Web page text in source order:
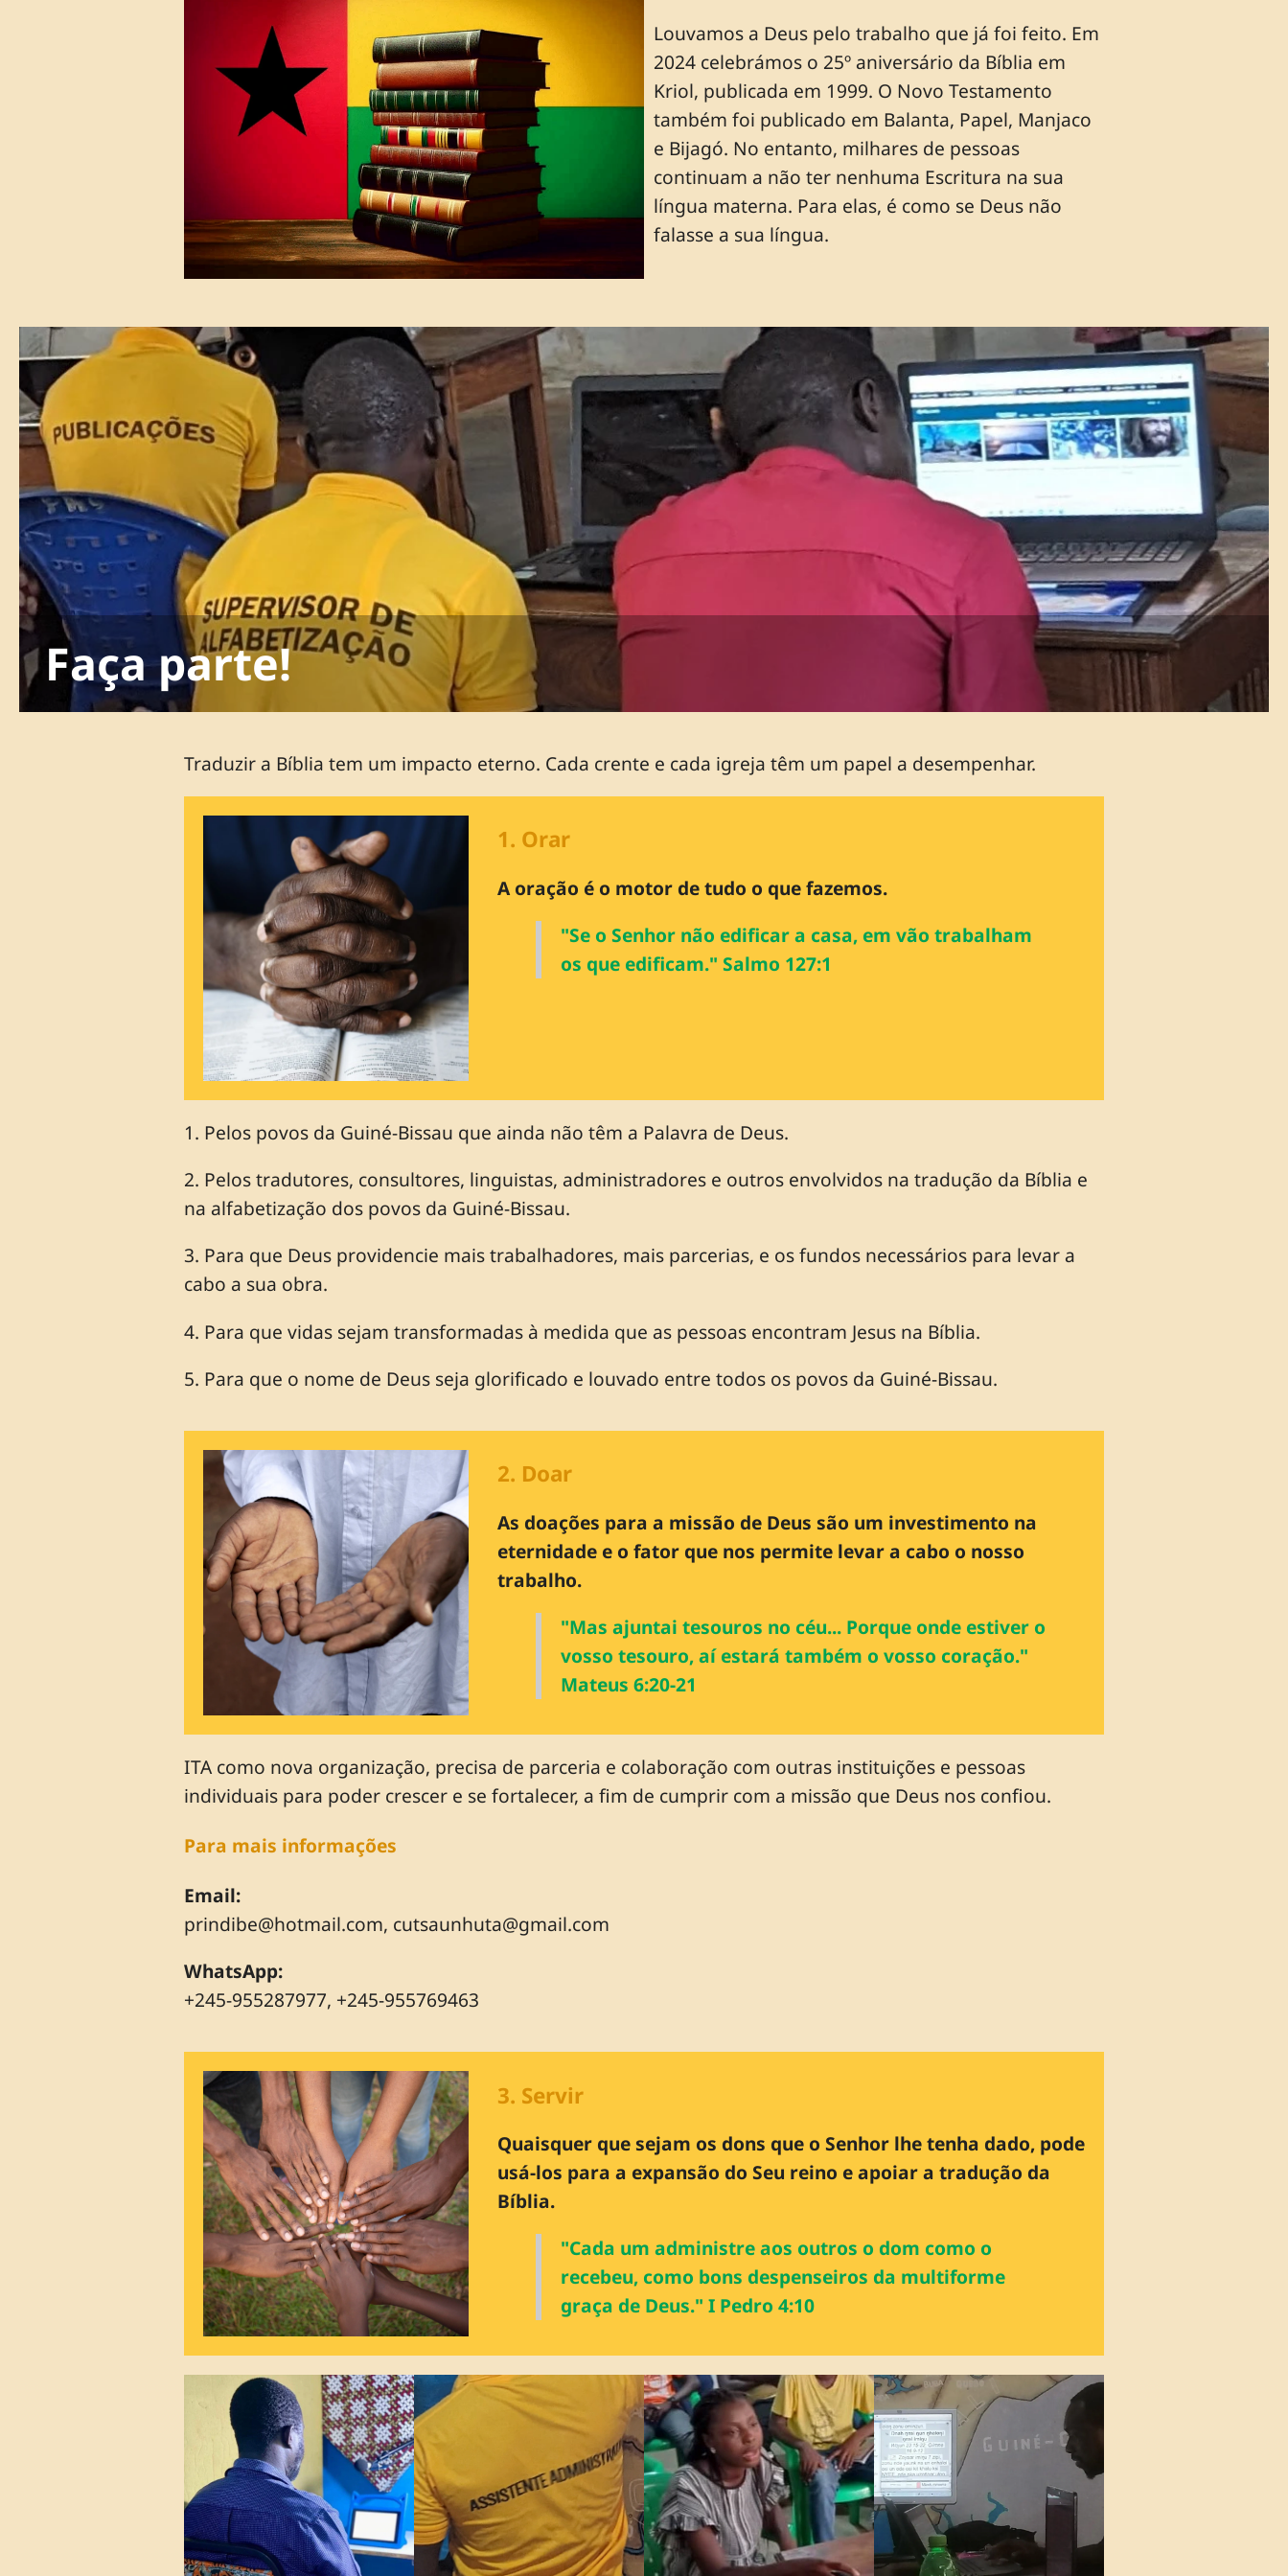
Louvamos a Deus pelo trabalho que já foi feito. Em
2024 celebrámos o 25º aniversário da Bíblia em
Kriol, publicada em 1999. O Novo Testamento
também foi publicado em Balanta, Papel, Manjaco
e Bijagó. No entanto, milhares de pessoas
continuam a não ter nenhuma Escritura na sua
língua materna. Para elas, é como se Deus não
falasse a sua língua.
Faça parte!
Traduzir a Bíblia tem um impacto eterno. Cada crente e cada igreja têm um papel a desempenhar.
1. Orar
A oração é o motor de tudo o que fazemos.
"Se o Senhor não edificar a casa, em vão trabalham
os que edificam." Salmo 127:1
1. Pelos povos da Guiné-Bissau que ainda não têm a Palavra de Deus.
2. Pelos tradutores, consultores, linguistas, administradores e outros envolvidos na tradução da Bíblia e
na alfabetização dos povos da Guiné-Bissau.
3. Para que Deus providencie mais trabalhadores, mais parcerias, e os fundos necessários para levar a
cabo a sua obra.
4. Para que vidas sejam transformadas à medida que as pessoas encontram Jesus na Bíblia.
5. Para que o nome de Deus seja glorificado e louvado entre todos os povos da Guiné-Bissau.
2. Doar
As doações para a missão de Deus são um investimento na
eternidade e o fator que nos permite levar a cabo o nosso
trabalho.
"Mas ajuntai tesouros no céu... Porque onde estiver o
vosso tesouro, aí estará também o vosso coração."
Mateus 6:20-21
ITA como nova organização, precisa de parceria e colaboração com outras instituições e pessoas
individuais para poder crescer e se fortalecer, a fim de cumprir com a missão que Deus nos confiou.
Para mais informações
Email:
prindibe@hotmail.com, cutsaunhuta@gmail.com
WhatsApp:
+245-955287977, +245-955769463
3. Servir
Quaisquer que sejam os dons que o Senhor lhe tenha dado, pode
usá-los para a expansão do Seu reino e apoiar a tradução da
Bíblia.
"Cada um administre aos outros o dom como o
recebeu, como bons despenseiros da multiforme
graça de Deus." I Pedro 4:10